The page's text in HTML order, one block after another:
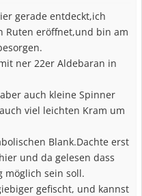
gerade entdeckt,ich
Ruten eröffnet,und bin am
ner 22er Aldebaran in
auch kleine Spinner
viel leichten Kram um
Blank.Dachte erst
und da gelesen dass
möglich sein soll.
gefischt, und kannst